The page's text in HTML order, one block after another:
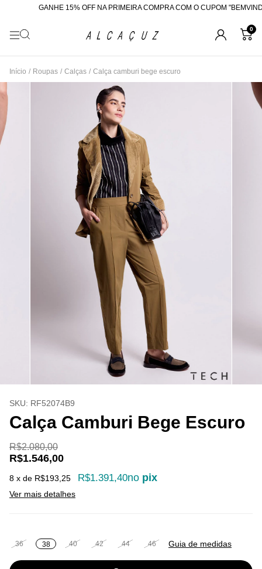
GANHE 15% OFF NA PRIMEIRA COMPRA COM O CUPOM "BEMVINDA"
0
Início / Roupas / Calças / Calça camburi bege escuro
SKU: RF52074B9
Calça Camburi Bege Escuro
R$2.080,00
R$1.546,00
8 x de R$193,25 R$1.391,40no pix
Ver mais detalhes
36 38 40 42 44 46 Guia de medidas